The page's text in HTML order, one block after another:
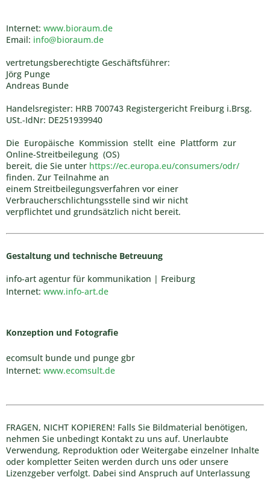
Internet: www.bioraum.de
Email: info@bioraum.de
vertretungsberechtigte Geschäftsführer:
Jörg Punge
Andreas Bunde
Handelsregister: HRB 700743 Registergericht Freiburg i.Brsg.
USt.-IdNr: DE251939940
Die Europäische Kommission stellt eine Plattform zur
Online-Streitbeilegung (OS)
bereit, die Sie unter https://ec.europa.eu/consumers/odr/
finden. Zur Teilnahme an
einem Streitbeilegungsverfahren vor einer
Verbraucherschlichtungsstelle sind wir nicht
verpflichtet und grundsätzlich nicht bereit.
Gestaltung und technische Betreuung
info-art agentur für kommunikation | Freiburg
Internet: www.info-art.de
Konzeption und Fotografie
ecomsult bunde und punge gbr
Internet: www.ecomsult.de
FRAGEN, NICHT KOPIEREN! Falls Sie Bildmaterial benötigen,
nehmen Sie unbedingt Kontakt zu uns auf. Unerlaubte
Verwendung, Reproduktion oder Weitergabe einzelner Inhalte
oder kompletter Seiten werden durch uns oder unsere
Lizenzgeber verfolgt. Dabei sind Anspruch auf Unterlassung